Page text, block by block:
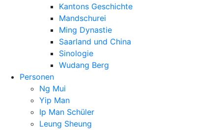
Kantons Geschichte
Mandschurei
Ming Dynastie
Saarland und China
Sinologie
Wudang Berg
Personen
Ng Mui
Yip Man
Ip Man Schüler
Leung Sheung